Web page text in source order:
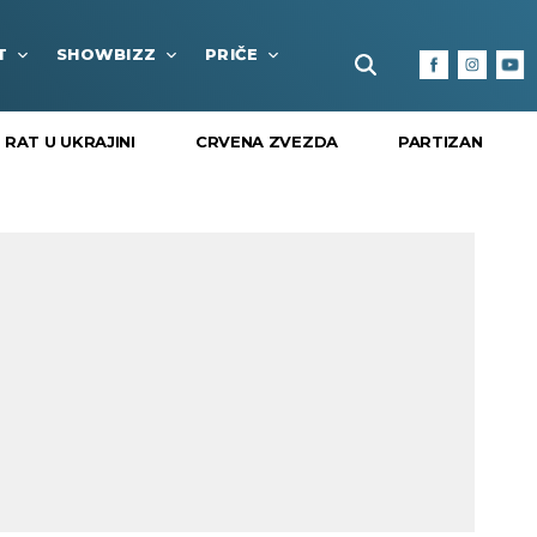
SHOWBIZZ PRIČE FUN BOX KULTURA I
RAT U UKRAJINI CRVENA ZVEZDA PARTIZAN